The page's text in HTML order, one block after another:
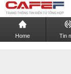
Home Tin